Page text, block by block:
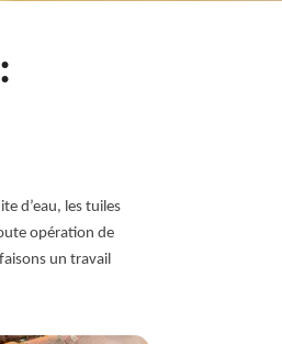
d’eau, les tuiles
opération de
un travail